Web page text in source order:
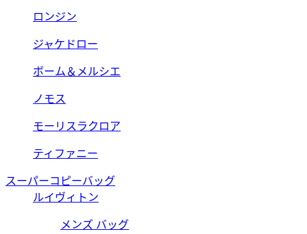
ロンジン
ジャケドロー
ボーム＆メルシエ
ノモス
モーリスラクロア
ティファニー
スーパーコピーバッグ
ルイヴィトン
メンズ バッグ